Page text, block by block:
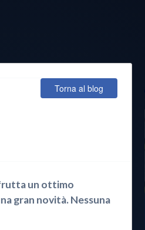
Torna al blog
un ottimo
gran novità. Nessuna